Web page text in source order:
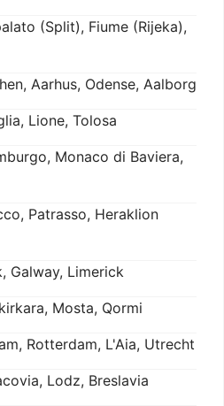
(Split), Fiume (Rijeka),
Aarhus, Odense, Aalborg
Lione, Tolosa
Monaco di Baviera,
Patrasso, Heraklion
Galway, Limerick
Mosta, Qormi
Rotterdam, L'Aia, Utrecht
Lodz, Breslavia